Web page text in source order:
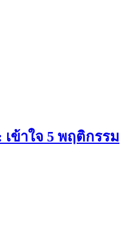
ข้าใจ 5 พฤติกรรม